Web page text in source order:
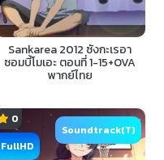
Sankarea 2012 ซังกะเรอา
ซอมบี้โมเอะ ตอนที่ 1-15+OVA
พากย์ไทย
0
FullHD
Soundtrack(T)